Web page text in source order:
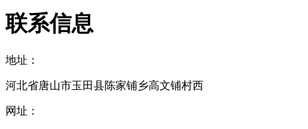
联系信息
地址：
河北省唐山市玉田县陈家铺乡高文铺村西
网址：